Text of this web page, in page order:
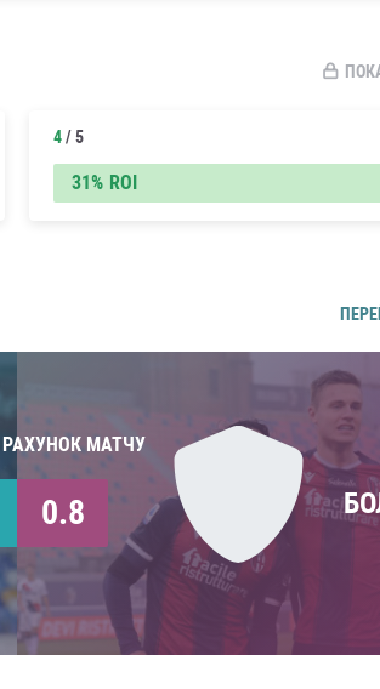
4/ 5
ROI
31%
МАТЧУ
0.8